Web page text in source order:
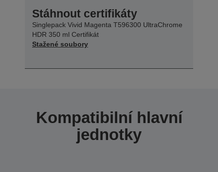
Stáhnout certifikáty
Singlepack Vivid Magenta T596300 UltraChrome
HDR 350 ml Certifikát
Stažené soubory
Kompatibilní hlavní
jednotky